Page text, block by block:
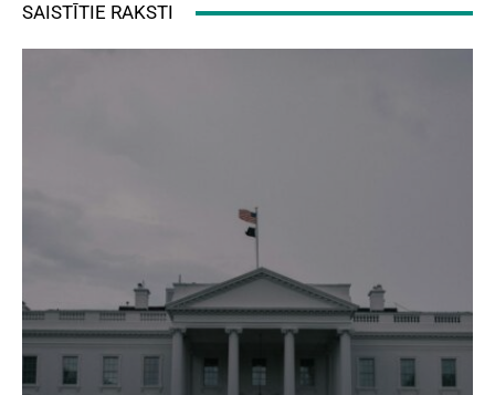
SAISTĪTIE RAKSTI